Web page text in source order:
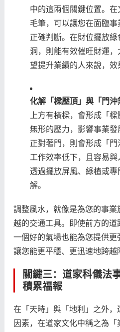
中的這兩個關鍵位置。
毛筆，可以讓您在面臨
正確判斷。在財位擺放
洞，則能有效催旺財運
望提升業績的人來說，效
化解「樑壓頂」與「門沖
上方有橫樑，會形成「
無形的壓力，影響事業
正對著門，則會形成「門
工作效率低下，且容易
透過擺放屏風、綠植或
解。
調整風水，就像是為您的事
越的交通工具。即使前方的道
一個好的氣場也能為您提供更
讓您能更平穩、更迅速地跨越
關鍵三：道家科儀法
積累福報
在「天時」與「地利」之外
因素，在道家文化中稱之為「